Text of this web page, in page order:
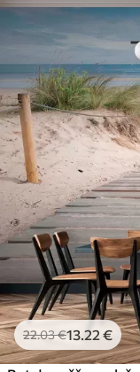
22.03€13 .22 €